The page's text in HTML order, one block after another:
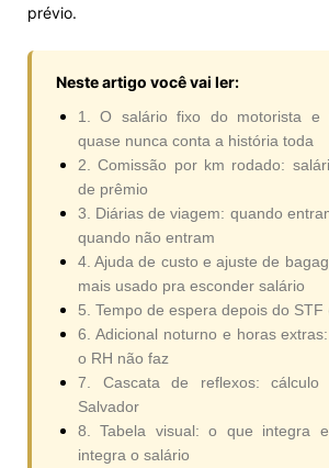
prévio.
Neste artigo você vai ler:
1. O salário fixo do motorista e
quase nunca conta a história toda
2. Comissão por km rodado:
de prêmio
3. Diárias de viagem: quando
quando não entram
4. Ajuda de custo e ajuste de
mais usado pra esconder salário
5. Tempo de espera depois do STF
6. Adicional noturno e horas
o RH não faz
7. Cascata de reflexos: cálculo
Salvador
8. Tabela visual: o que integra
integra o salário